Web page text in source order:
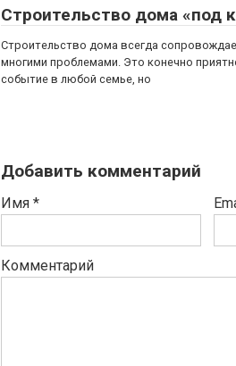
Строительство дома «под
Строительство дома всегда
многими проблемами. Это конечно
событие в любой семье, но
Добавить комментарий
Имя *
Комментарий